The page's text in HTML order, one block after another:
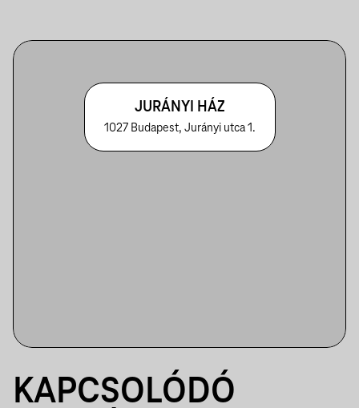
JURÁNYI HÁZ
1027 Budapest, Jurányi utca 1.
KAPCSOLÓDÓ